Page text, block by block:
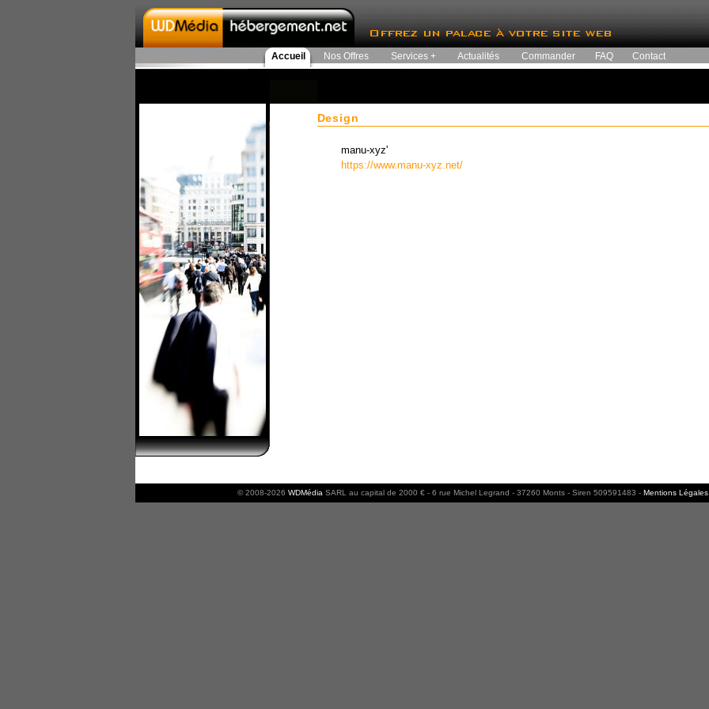
Accueil Nos Offres Services + Actualités Commander FAQ Contact
Design
manu-xyz'
https://www.manu-xyz.net/
© 2008-2026 WDMédia SARL au capital de 2000 € - 6 rue Michel Legrand - 37260 Monts - Siren 509591483 - Mentions Légales